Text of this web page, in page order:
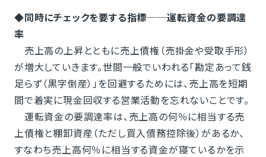
◆同時にチェックを要する指標──運転資金の要調達
率
売上高の上昇とともに売上債権（売掛金や受取手形）
が増大していきます。世間一般でいわれる「勘定あって銭
足らず（黒字倒産）」を回避するためには、売上高を短期
間で着実に現金回収する営業活動を忘れないことです。
運転資金の要調達率は、売上高の何％に相当する売
上債権と棚卸資産（ただし買入債務控除後）があるか、
すなわち売上高何％に相当する資金が寝ているかを示